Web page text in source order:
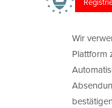
Wir
Plattform